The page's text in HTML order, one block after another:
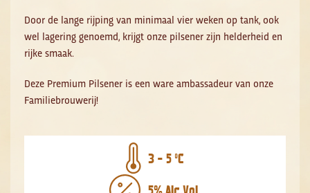
Door de lange rijping van minimaal vier weken op tank, ook
wel lagering genoemd, krijgt onze pilsener zijn helderheid en
rijke smaak.
Deze Premium Pilsener is een ware ambassadeur van onze
Familiebrouwerij!
3 - 5 ºC